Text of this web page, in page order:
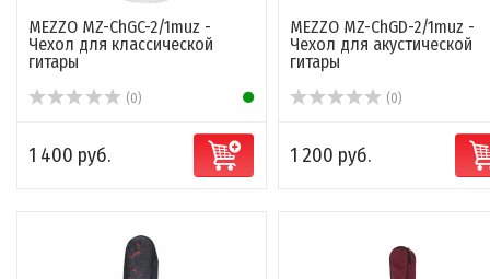
MEZZO MZ-ChGC-2/1muz -
Чехол для классической
гитары
(0)
1 400 руб.
MEZZO MZ-ChGD-2/1muz -
Чехол для акустической
гитары
(0)
1 200 руб.